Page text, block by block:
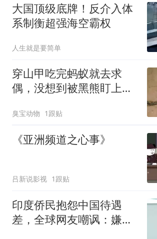
大国顶级底牌！反介入体
系制衡超强海空霸权
人生就是要简单
穿山甲吃完蚂蚁就去求
偶，没想到被黑熊盯上
臭宝动物 1跟贴
《亚洲频道之心事》
吕新说影视 1跟贴
印度侨民抱怨中国待遇
差，全球网友嘲讽：嫌差